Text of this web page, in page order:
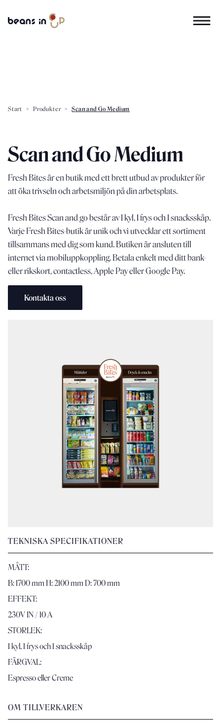
Start > Produkter > Scan and Go Medium
Scan and Go Medium
Fresh Bites är en butik med ett brett utbud av produkter för
att öka trivseln och arbetsmiljön på din arbetsplats.
Fresh Bites Scan and go består av 1 kyl, 1 frys och 1 snacksskåp.
Varje Fresh Bites-butik är unik och vi utvecklar ett sortiment
tillsammans med dig som kund. Butiken är ansluten till
internet via mobiluppkoppling. Betala enkelt med ditt bank-
eller rikskort, contactless, Apple Pay eller Google Pay.
Kontakta oss
TEKNISKA SPECIFIKATIONER
MÅTT:
B: 1700 mm H: 2100 mm D: 700 mm
EFFEKT:
230V IN / 10 A
STORLEK:
1 kyl, 1 frys och 1 snacksskåp
FÄRGVAL:
Espresso eller Creme
OM TILLVERKAREN